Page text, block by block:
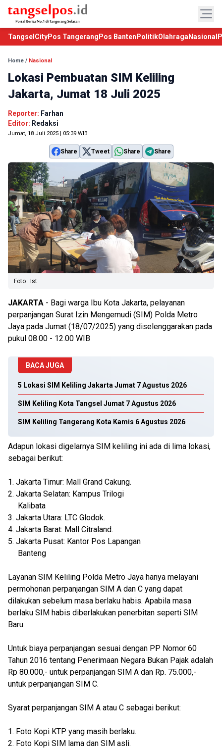
TangselCityPos Tangerang Pos Banten PolitikOlahraga Nasional
Home / Nasional
Lokasi Pembuatan SIM Keliling
Jakarta, Jumat 18 Juli 2025
Reporter: Farhan
Editor: Redaksi
Jumat, 18 Juli 2025 | 05:39 WIB
Share Tweet Share Share
Foto : Ist
JAKARTA - Bagi warga Ibu Kota Jakarta, pelayanan
perpanjangan Surat Izin Mengemudi (SIM) Polda Metro
Jaya pada Jumat (18/07/2025) yang diselenggarakan pada
pukul 08.00 - 12.00 WIB
BACA JUGA
5 Lokasi SIM Keliling Jakarta Jumat 7 Agustus 2026
SIM Keliling Kota Tangsel Jumat 7 Agustus 2026
SIM Keliling Tangerang Kota Kamis 6 Agustus 2026
Adapun lokasi digelarnya SIM keliling ini ada di lima lokasi,
sebagai berikut:
1. Jakarta Timur: Mall Grand Cakung.
2. Jakarta Selatan: Kampus Trilogi
Kalibata
3. Jakarta Utara: LTC Glodok.
4. Jakarta Barat: Mall Citraland.
5. Jakarta Pusat: Kantor Pos Lapangan
Banteng
Layanan SIM Keliling Polda Metro Jaya hanya melayani
permohonan perpanjangan SIM A dan C yang dapat
dilakukan sebelum masa berlaku habis. Apabila masa
berlaku SIM habis diberlakukan penerbitan seperti SIM
Baru.
Untuk biaya perpanjangan sesuai dengan PP Nomor 60
Tahun 2016 tentang Penerimaan Negara Bukan Pajak adalah
Rp 80.000,- untuk perpanjangan SIM A dan Rp. 75.000,-
untuk perpanjangan SIM C.
Syarat perpanjangan SIM A atau C sebagai berikut:
1. Foto Kopi KTP yang masih berlaku.
2. Foto Kopi SIM lama dan SIM asli.